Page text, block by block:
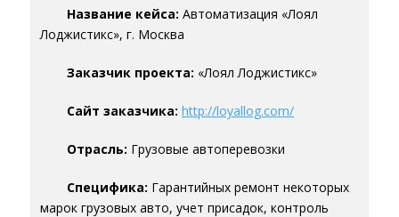
Название кейса: Автоматизация «Лоял
Лоджистикс», г. Москва
Заказчик проекта: «Лоял Лоджистикс»
Сайт заказчика: http://loyallog.com/
Отрасль: Грузовые автоперевозки
Специфика: Гарантийных ремонт некоторых
марок грузовых авто, учет присадок, контроль